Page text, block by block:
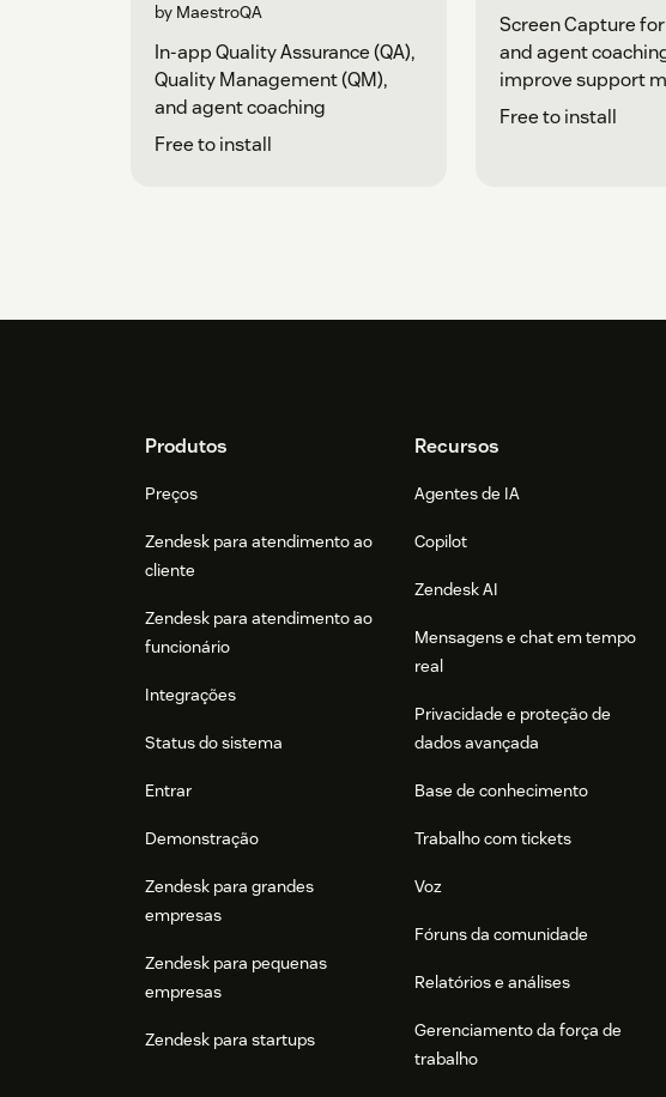
by MaestroQA
In-app Quality Assurance (QA),
Quality Management (QM),
and agent coaching
Free to install
Screen Capture for
and agent
improve support
Free to install
FooterProdutos
Preços
Zendesk para atendimento ao
cliente
Zendesk para atendimento ao
funcionário
Integrações
Status do sistema
Entrar
Demonstração
Zendesk para grandes
empresas
Zendesk para pequenas
empresas
Zendesk para startups
Recursos
Agentes de IA
Copilot
Zendesk AI
Mensagens e chat em tempo
real
Privacidade e proteção de
dados avançada
Base de conhecimento
Trabalho com tickets
Voz
Fóruns da comunidade
Relatórios e análises
Gerenciamento da força de
trabalho